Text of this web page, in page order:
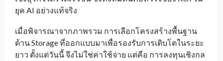
ยุค AI อย่างแท้จริง
เมื่อพิจารณาจากภาพรวม การเลือกโครงสร้างพื้นฐาน
ด้าน Storage ที่ออกแบบมาเพื่อรองรับการเติบโตในระยะ
ยาว ตั้งแต่วันนี้ จึงไม่ใช่ค่าใช้จ่าย แต่คือ การลงทุนเชิงกล